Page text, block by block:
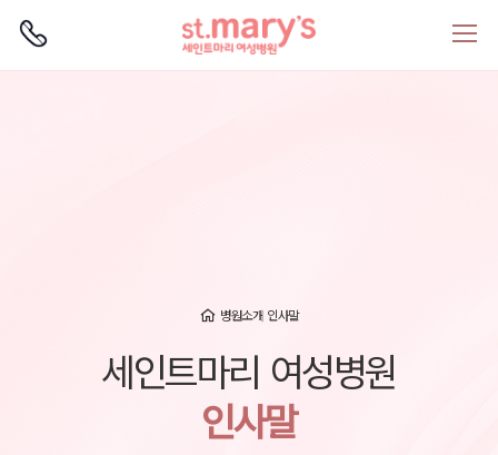
병원소개 인사말
세인트마리 여성병원
인사말